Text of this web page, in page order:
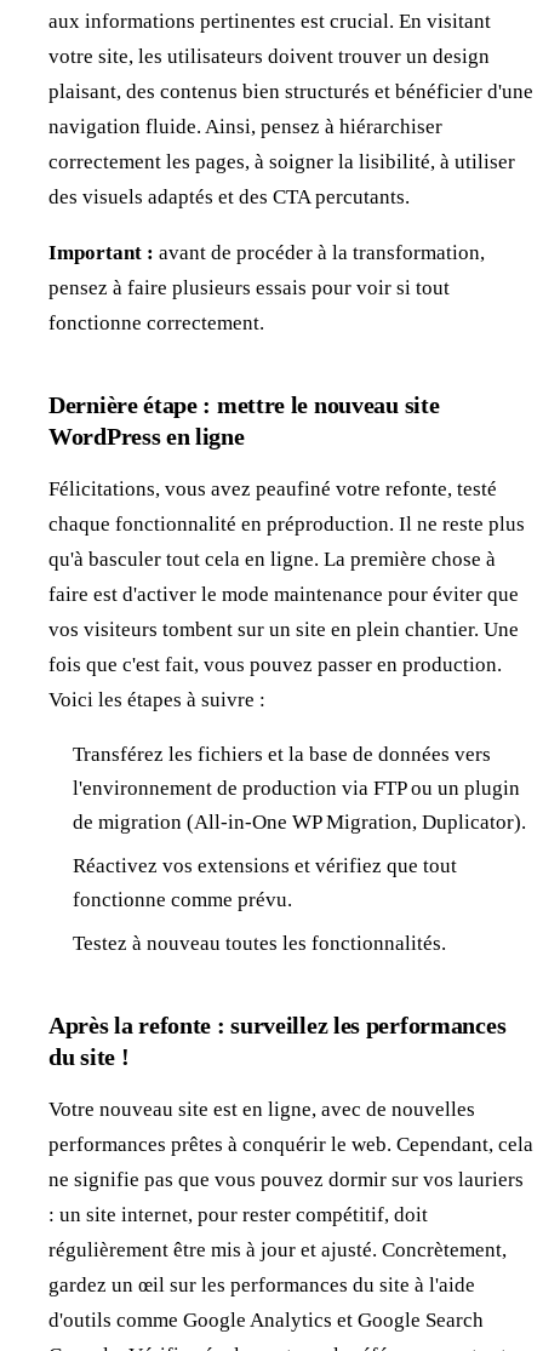
aux informations pertinentes est crucial. En visitant
votre site, les utilisateurs doivent trouver un design
plaisant, des contenus bien structurés et bénéficier d'une
navigation fluide. Ainsi, pensez à hiérarchiser
correctement les pages, à soigner la lisibilité, à utiliser
des visuels adaptés et des CTA percutants.
Important : avant de procéder à la transformation,
pensez à faire plusieurs essais pour voir si tout
fonctionne correctement.
Dernière étape : mettre le nouveau site
WordPress en ligne
Félicitations, vous avez peaufiné votre refonte, testé
chaque fonctionnalité en préproduction. Il ne reste plus
qu'à basculer tout cela en ligne. La première chose à
faire est d'activer le mode maintenance pour éviter que
vos visiteurs tombent sur un site en plein chantier. Une
fois que c'est fait, vous pouvez passer en production.
Voici les étapes à suivre :
Transférez les fichiers et la base de données vers
l'environnement de production via FTP ou un plugin
de migration (All-in-One WP Migration, Duplicator).
Réactivez vos extensions et vérifiez que tout
fonctionne comme prévu.
Testez à nouveau toutes les fonctionnalités.
Après la refonte : surveillez les performances
du site !
Votre nouveau site est en ligne, avec de nouvelles
performances prêtes à conquérir le web. Cependant, cela
ne signifie pas que vous pouvez dormir sur vos lauriers
: un site internet, pour rester compétitif, doit
régulièrement être mis à jour et ajusté. Concrètement,
gardez un œil sur les performances du site à l'aide
d'outils comme Google Analytics et Google Search